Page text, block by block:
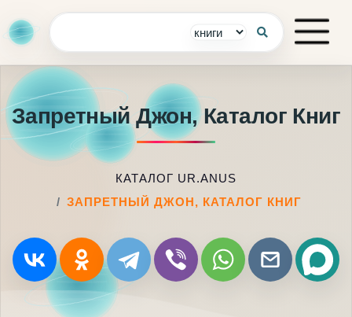
Запретный Джон, Каталог Книг
КАТАЛОГ UR.ANUS
ЗАПРЕТНЫЙ ДЖОН, КАТАЛОГ КНИГ